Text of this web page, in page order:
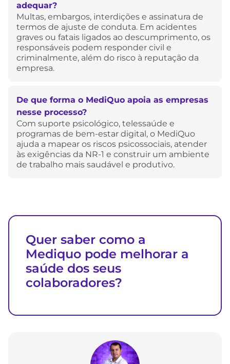
adequar?
Multas, embargos, interdições e assinatura de
termos de ajuste de conduta. Em acidentes
graves ou fatais ligados ao descumprimento, os
responsáveis podem responder civil e
criminalmente, além do risco à reputação da
empresa.
De que forma o MediQuo apoia as empresas
nesse processo?
Com suporte psicológico, telessaúde e
programas de bem-estar digital, o MediQuo
ajuda a mapear os riscos psicossociais, atender
às exigências da NR-1 e construir um ambiente
de trabalho mais saudável e produtivo.
Quer saber como a
Mediquo pode melhorar a
saúde dos seus
colaboradores?